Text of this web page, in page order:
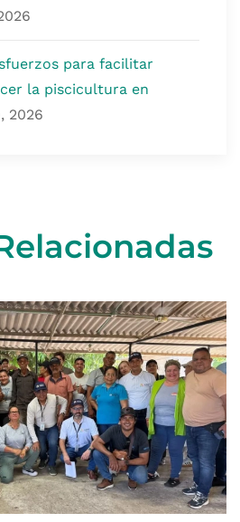
para facilitar
la piscicultura en
2026